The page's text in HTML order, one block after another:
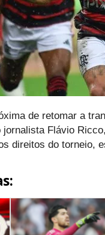
de retomar a
jornalista Flávio
direitos do torneio,